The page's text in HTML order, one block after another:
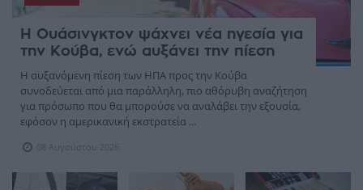
Η Ουάσινγκτον ψάχνει νέα ηγεσία για
την Κούβα, ενώ αυξάνει την πίεση
Η αυξανόμενη πίεση των ΗΠΑ προς την Κούβα
συνοδεύεται από μια παράλληλη, πιο αθόρυβη αναζήτηση
για πρόσωπο που θα μπορούσε να αναλάβει την εξουσία,
εφόσον η αμερικανική εκστρατεία ...
08 Αυγούστου 2026